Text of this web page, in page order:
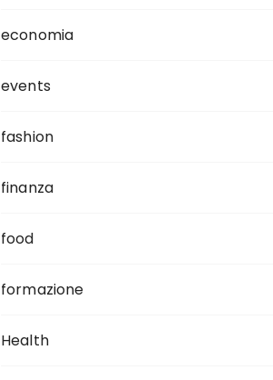
economia
events
fashion
finanza
food
formazione
Health